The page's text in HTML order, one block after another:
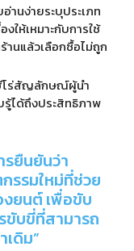
านง่ายระบุประเภท
ให้เหมาะกับการใช้
านแล้วเลือกซื้อไม่ถูก
โร่สัญลักษณ์ผู้นำ
ได้ถึงประสิทธิภาพ
ยืนยันว่า
รรมใหม่ที่ช่วย
งยนต์ เพื่อขับ
ขับขี่ที่สามารถ
เดิม”